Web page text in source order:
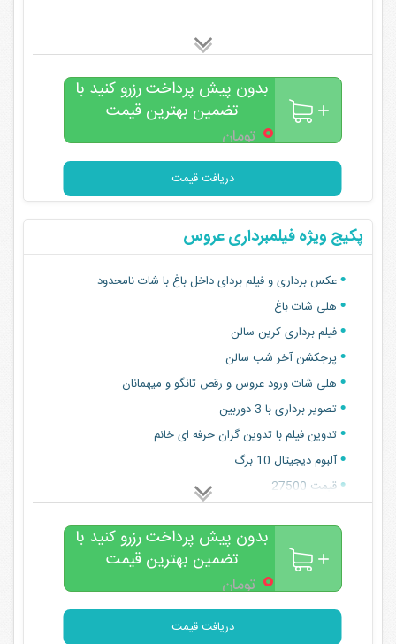
بدون پیش پرداخت رزرو کنید با
تضمین بهترین قیمت
۰تومان
دریافت قیمت
پکیج ویژه فیلمبرداری عروس
عکس برداری و فیلم بردای داخل باغ با شات نامحدود
هلی شات باغ
فیلم برداری کرین سالن
پرجکشن آخر شب سالن
هلی شات ورود عروس و رقص تانگو و میهمانان
تصویر برداری با 3 دوربین
تدوین فیلم با تدوین گران حرفه ای خانم
آلبوم دیجیتال 10 برگ
قیمت 27500
بدون پیش پرداخت رزرو کنید با
تضمین بهترین قیمت
۰تومان
دریافت قیمت